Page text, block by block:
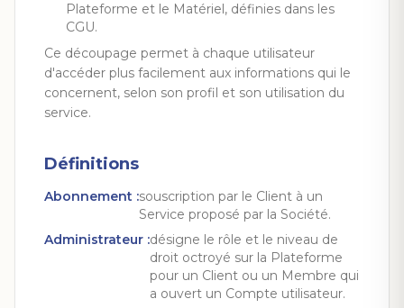
Plateforme et le Matériel, définies dans les
CGU.
Ce découpage permet à chaque utilisateur
d'accéder plus facilement aux informations qui le
concernent, selon son profil et son utilisation du
service.
Définitions
Abonnement :souscription par le Client à un
Service proposé par la Société.
Administrateur :désigne le rôle et le niveau de
droit octroyé sur la Plateforme
pour un Client ou un Membre qui
a ouvert un Compte utilisateur.